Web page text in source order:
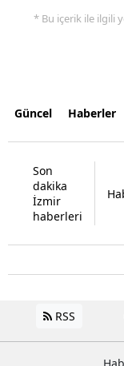
* Bu içerik ile ilgili
Güncel Haberler
Son
dakika
İzmir
haberleri
RSS